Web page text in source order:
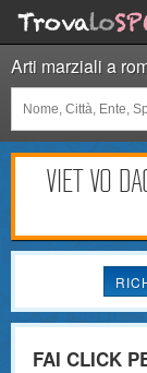
Arti marziali a
VIET VO
FAI CLICK